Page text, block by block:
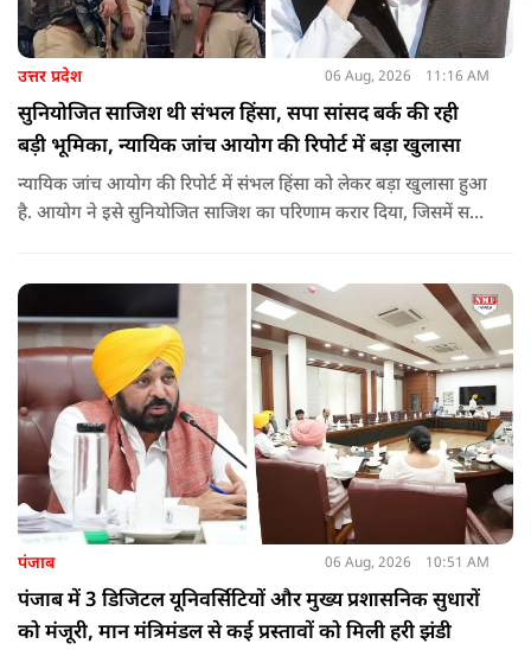
उत्तर प्रदेश 06 Aug, 2026 11:16 AM
सुनियोजित साजिश थी संभल हिंसा, सपा सांसद बर्क की रही
बड़ी भूमिका, न्यायिक जांच आयोग की रिपोर्ट में बड़ा खुलासा
न्यायिक जांच आयोग की रिपोर्ट में संभल हिंसा को लेकर बड़ा खुलासा हुआ
है. आयोग ने इसे सुनियोजित साजिश का परिणाम करार दिया, जिसमें सपा
पंजाब 06 Aug, 2026 10:51 AM
पंजाब में 3 डिजिटल यूनिवर्सिटियों और मुख्य प्रशासनिक सुधारों
को मंजूरी, मान मंत्रिमंडल से कई प्रस्तावों को मिली हरी झंडी